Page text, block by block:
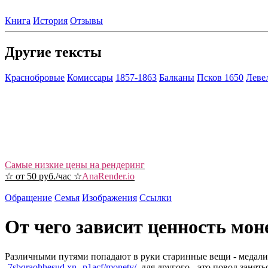
Книга История Отзывы
Другие тексты
Краснобровые Комиссары 1857-1863 Балканы Псков 1650
Самые низкие цены на рендеринг
☆ от 50 руб./час ☆AnaRender.io
Обращение Семья Изображения Ссылки
От чего зависит ценность
Различными путями попадают в руки старинные вещи -